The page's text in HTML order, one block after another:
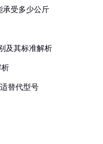
承受多少公斤
及其标准解析
析
替代型号